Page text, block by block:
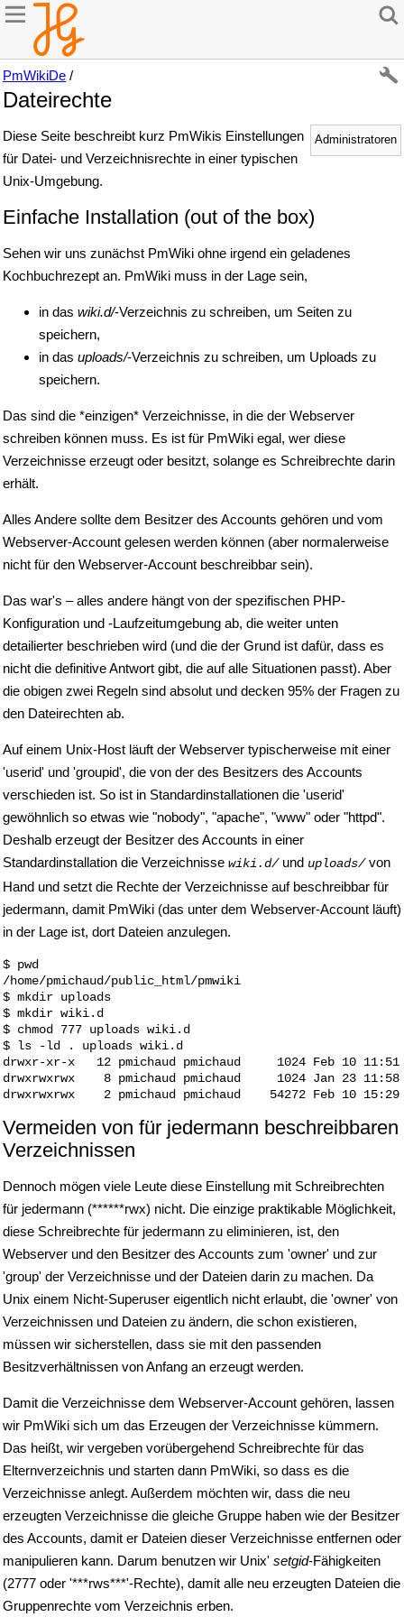
PmWikiDe /
Dateirechte
Administratoren
Diese Seite beschreibt kurz PmWikis Einstellungen
für Datei- und Verzeichnisrechte in einer typischen
Unix-Umgebung.
Einfache Installation (out of the box)
Sehen wir uns zunächst PmWiki ohne irgend ein geladenes
Kochbuchrezept an. PmWiki muss in der Lage sein,
in das wiki.d/-Verzeichnis zu schreiben, um Seiten zu
speichern,
in das uploads/-Verzeichnis zu schreiben, um Uploads zu
speichern.
Das sind die *einzigen* Verzeichnisse, in die der Webserver
schreiben können muss. Es ist für PmWiki egal, wer diese
Verzeichnisse erzeugt oder besitzt, solange es Schreibrechte darin
erhält.
Alles Andere sollte dem Besitzer des Accounts gehören und vom
Webserver-Account gelesen werden können (aber normalerweise
nicht für den Webserver-Account beschreibbar sein).
Das war's – alles andere hängt von der spezifischen PHP-
Konfiguration und -Laufzeitumgebung ab, die weiter unten
detailierter beschrieben wird (und die der Grund ist dafür, dass es
nicht die definitive Antwort gibt, die auf alle Situationen passt). Aber
die obigen zwei Regeln sind absolut und decken 95% der Fragen zu
den Dateirechten ab.
Auf einem Unix-Host läuft der Webserver typischerweise mit einer
'userid' und 'groupid', die von der des Besitzers des Accounts
verschieden ist. So ist in Standardinstallationen die 'userid'
gewöhnlich so etwas wie "nobody", "apache", "www" oder "httpd".
Deshalb erzeugt der Besitzer des Accounts in einer
Standardinstallation die Verzeichnisse wiki.d/und uploads/von
Hand und setzt die Rechte der Verzeichnisse auf beschreibbar für
jedermann, damit PmWiki (das unter dem Webserver-Account läuft)
in der Lage ist, dort Dateien anzulegen.
$ pwd
/home/pmichaud/public_html/pmwiki
$ mkdir uploads
$ mkdir wiki.d
$ chmod 777 uploads wiki.d
$ ls -ld . uploads wiki.d
drwxr-xr-x   12 pmichaud pmichaud     1024 Feb
drwxrwxrwx    8 pmichaud pmichaud     1024
Vermeiden von für jedermann beschreibbaren
Verzeichnissen
Dennoch mögen viele Leute diese Einstellung mit Schreibrechten
für jedermann (******rwx) nicht. Die einzige praktikable Möglichkeit,
diese Schreibrechte für jedermann zu eliminieren, ist, den
Webserver und den Besitzer des Accounts zum 'owner' und zur
'group' der Verzeichnisse und der Dateien darin zu machen. Da
Unix einem Nicht-Superuser eigentlich nicht erlaubt, die 'owner' von
Verzeichnissen und Dateien zu ändern, die schon existieren,
müssen wir sicherstellen, dass sie mit den passenden
Besitzverhältnissen von Anfang an erzeugt werden.
Damit die Verzeichnisse dem Webserver-Account gehören, lassen
wir PmWiki sich um das Erzeugen der Verzeichnisse kümmern.
Das heißt, wir vergeben vorübergehend Schreibrechte für das
Elternverzeichnis und starten dann PmWiki, so dass es die
Verzeichnisse anlegt. Außerdem möchten wir, dass die neu
erzeugten Verzeichnisse die gleiche Gruppe haben wie der Besitzer
des Accounts, damit er Dateien dieser Verzeichnisse entfernen oder
manipulieren kann. Darum benutzen wir Unix' setgid-Fähigkeiten
(2777 oder '***rws***'-Rechte), damit alle neu erzeugten Dateien die
Gruppenrechte vom Verzeichnis erben.